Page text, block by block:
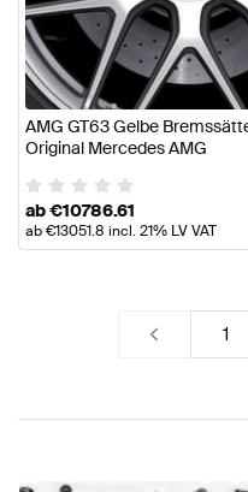
AMG GT63 Gelbe
Original Mercedes AMG
ab€10786.61
ab€13051.8 incl. 21% LV VAT